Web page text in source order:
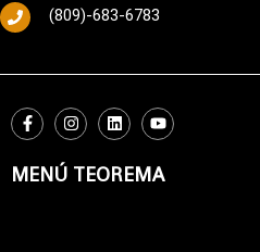
(809)-683-6783
MENÚ TEOREMA